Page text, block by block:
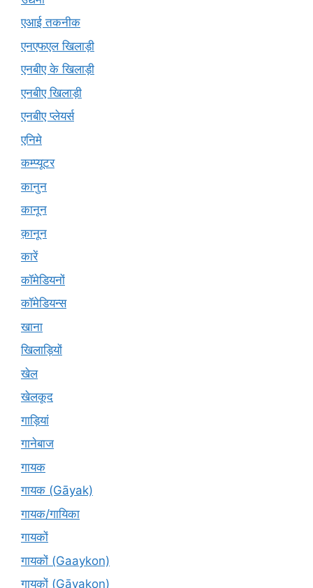
एआई तकनीक
एनएफएल खिलाड़ी
एनबीए के खिलाड़ी
एनबीए खिलाड़ी
एनबीए प्लेयर्स
एनिमे
कम्प्यूटर
कानुन
कानून
क़ानून
कारें
कॉमेडियनों
कॉमेडियन्स
खाना
खिलाड़ियों
खेल
खेलकूद
गाड़ियां
गानेबाज
गायक
गायक (Gāyak)
गायक/गायिका
गायकों
गायकों (Gaaykon)
गायकों (Gāyakon)